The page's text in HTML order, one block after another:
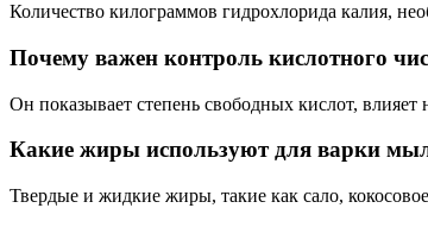
Количество килограммов гидрохлорида калия,
Почему важен контроль кислотного
Он показывает степень свободных кислот, влияет
Какие жиры используют для варки
Твердые и жидкие жиры, такие как сало,